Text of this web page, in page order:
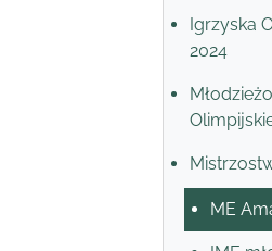
Igrzyska
2024
ME